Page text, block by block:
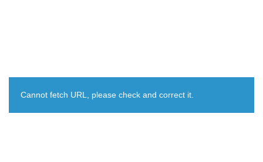
Cannot fetch URL, please check and correct it.